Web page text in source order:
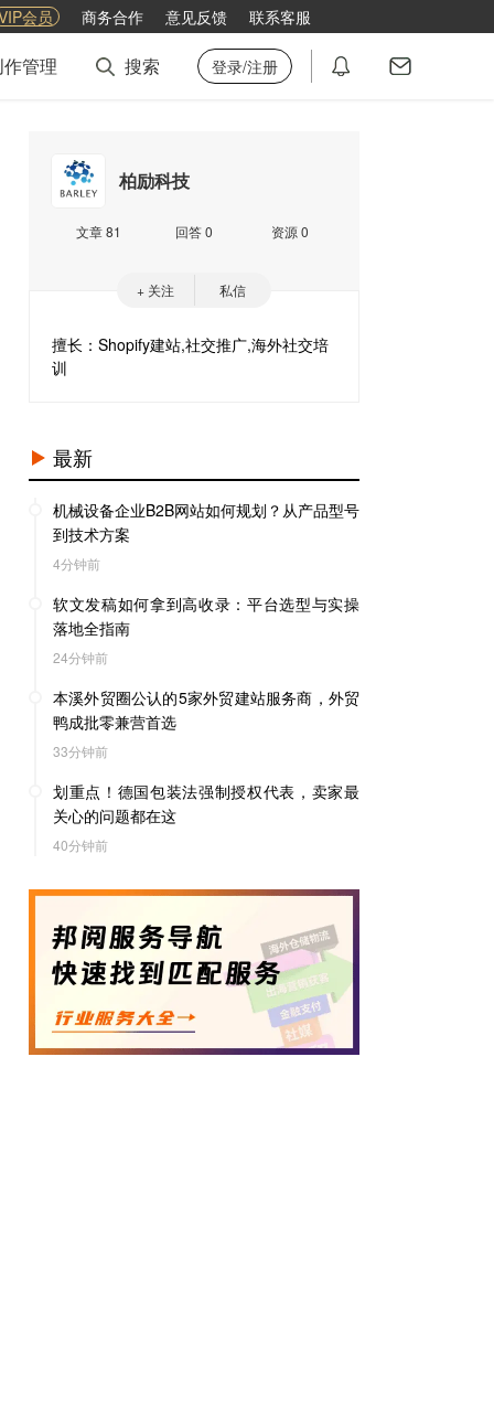
会员 商务合作 意见反馈 联系客服
管理 搜索 登录/注册
柏励科技
文章 81 回答 0 资源 0
+ 关注 私信
擅长：Shopify建站,社交推广,海外社交培
训
最新
机械设备企业B2B网站如何规划？从产品型号
到技术方案
4分钟前
软文发稿如何拿到高收录：平台选型与实操
落地全指南
24分钟前
本溪外贸圈公认的5家外贸建站服务商，外贸
鸭成批零兼营首选
33分钟前
划重点！德国包装法强制授权代表，卖家最
关心的问题都在这
40分钟前